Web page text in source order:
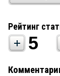
Рейтинг
5